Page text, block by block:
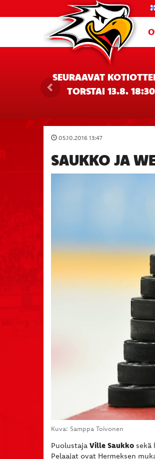
SEURAAVAT
TORSTAI 13.8. 18:30
05.10.2016 13:47
SAUKKO JA
Kuva: Samppa Toivonen​
Puolustaja Ville Saukko sekä
Pelaajat ovat Hermeksen